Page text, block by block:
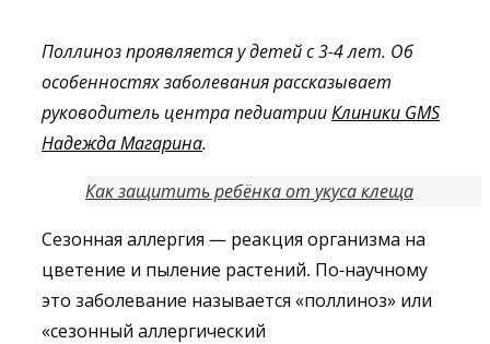
Поллиноз проявляется у детей с 3-4 лет. Об
особенностях заболевания рассказывает
руководитель центра педиатрииКлиники GMS
Надежда Магарина.
Как защитить ребёнка от укуса клеща
Сезонная аллергия — реакция организма на
цветение и пыление растений. По-научному
это заболевание называется «поллиноз» или
«сезонный аллергический